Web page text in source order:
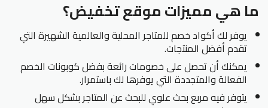
ما هي مميزات موقع تخفيض؟
يوفر لك أكواد خصم للمتاجر المحلية والعالمية الشهيرة التي
تقدم أفضل المنتجات.
يمكنك أن تحصل على خصومات رائعة بفضل كوبونات الخصم
الفعالة والمتجددة التي يوفرها لك باستمرار.
يتوفر فيه مربع بحث علوي للبحث عن المتاجر بشكل سهل